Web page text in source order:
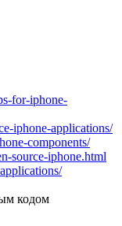
for-iphone-
iphone-applications/
components/
source-iphone.html
кодом